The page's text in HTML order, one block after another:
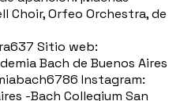
Choir, Orfeo Orchestra, de
Sitio web:
Bach de Buenos Aires
Instagram:
-Bach Collegium San